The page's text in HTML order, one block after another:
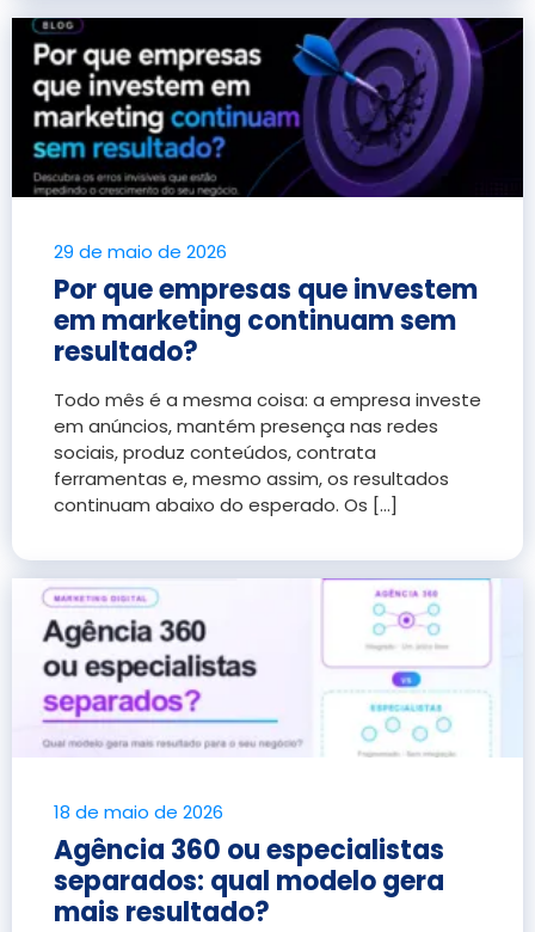
29 de maio de 2026
Por que empresas que investem
em marketing continuam sem
resultado?
Todo mês é a mesma coisa: a empresa investe
em anúncios, mantém presença nas redes
sociais, produz conteúdos, contrata
ferramentas e, mesmo assim, os resultados
continuam abaixo do esperado. Os [...]
18 de maio de 2026
Agência 360 ou especialistas
separados: qual modelo gera
mais resultado?